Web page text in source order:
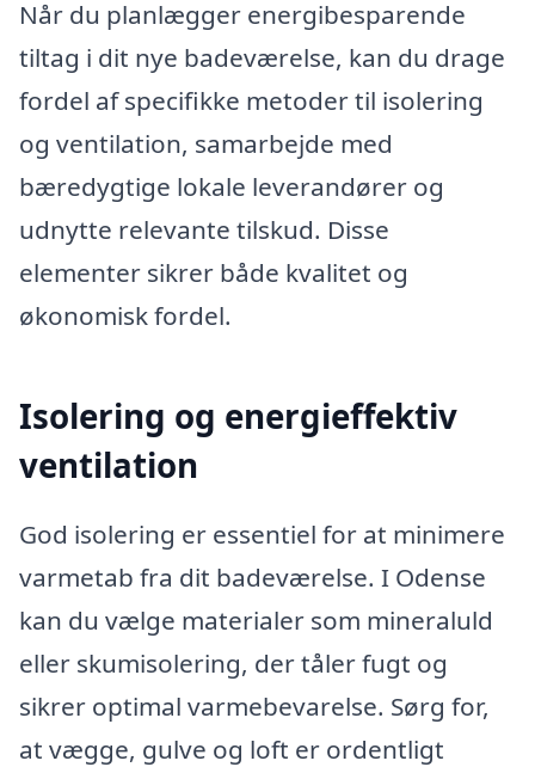
Når du planlægger energibesparende
tiltag i dit nye badeværelse, kan du drage
fordel af specifikke metoder til isolering
og ventilation, samarbejde med
bæredygtige lokale leverandører og
udnytte relevante tilskud. Disse
elementer sikrer både kvalitet og
økonomisk fordel.
Isolering og energieffektiv
ventilation
God isolering er essentiel for at minimere
varmetab fra dit badeværelse. I Odense
kan du vælge materialer som mineraluld
eller skumisolering, der tåler fugt og
sikrer optimal varmebevarelse. Sørg for,
at vægge, gulve og loft er ordentligt